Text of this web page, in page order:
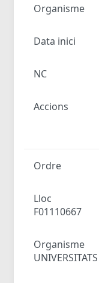
Organisme
Data inici
NC
Accions
Ordre
Lloc
F01110667
Organisme
UNIVERSITATS